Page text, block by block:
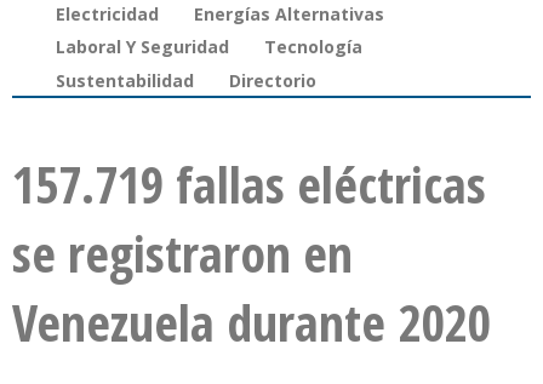
Electricidad
Energías Alternativas
Laboral Y Seguridad
Tecnología
Sustentabilidad
Directorio
157.719 fallas eléctricas
se registraron en
Venezuela durante 2020